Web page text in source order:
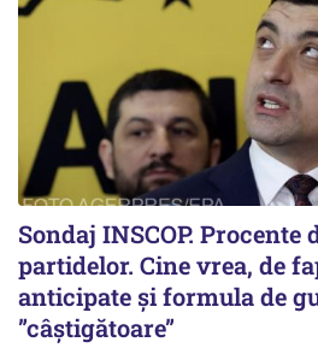
Sondaj INSCOP. Procente
partidelor. Cine vrea, de
anticipate și formula de
”câștigătoare”